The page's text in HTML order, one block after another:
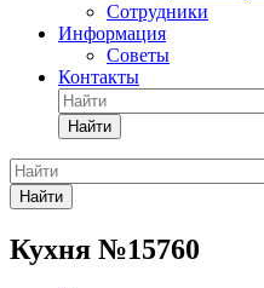
Сотрудники
Информация
Советы
Контакты
Найти
Найти
Кухня №15760